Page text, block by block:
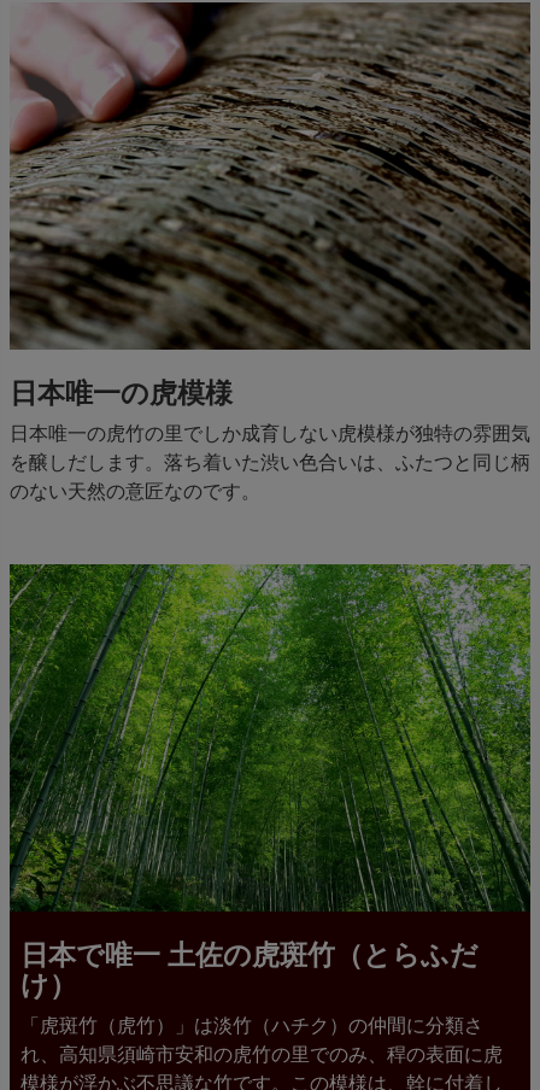
日本唯一の虎模様
日本唯一の虎竹の里でしか成育しない虎模様が独特の雰囲気
を醸しだします。落ち着いた渋い色合いは、ふたつと同じ柄
のない天然の意匠なのです。
日本で唯一 土佐の虎斑竹（とらふだ
け）
「虎斑竹（虎竹）」は淡竹（ハチク）の仲間に分類さ
れ、高知県須崎市安和の虎竹の里でのみ、稈の表面に虎
模様が浮かぶ不思議な竹です。この模様は、幹に付着し